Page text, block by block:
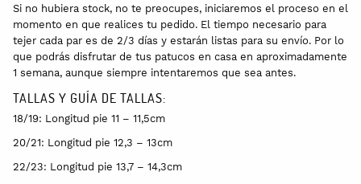
Si no hubiera stock, no te preocupes, iniciaremos el proceso en el
momento en que realices tu pedido. El tiempo necesario para
tejer cada par es de 2/3 días y estarán listas para su envío. Por lo
que podrás disfrutar de tus patucos en casa en aproximadamente
1 semana, aunque siempre intentaremos que sea antes.
TALLAS Y GUÍA DE TALLAS:
18/19: Longitud pie 11 – 11,5cm
20/21: Longitud pie 12,3 – 13cm
22/23: Longitud pie 13,7 – 14,3cm